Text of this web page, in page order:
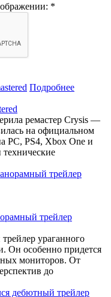
*
Подробнее
ремастер Crysis —
на официальном
PC, PS4, Xbox One и
технические
трейлер
ураганного
Он особенно придется
мониторов. От
до